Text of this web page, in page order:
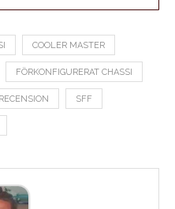
COOLER MASTER
FÖRKONFIGURERAT CHASSI
RECENSION SFF